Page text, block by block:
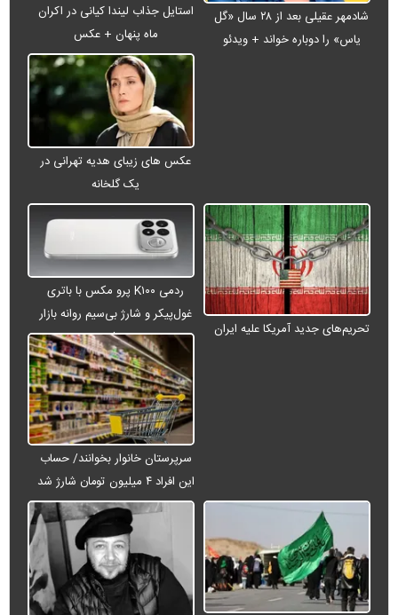
شادمهر عقیلی بعد از ۲۸ سال «گل
یاس» را دوباره خواند + ویدئو
استایل جذاب لیندا کیانی در اکران
ماه پنهان + عکس
عکس های زیبای هدیه تهرانی در
یک گلخانه
تحریم‌های جدید آمریکا علیه ایران
ردمی K۱۰۰ پرو مکس با باتری
غول‌پیکر و شارژ بی‌سیم روانه بازار
می‌شود
سرپرستان خانوار بخوانند/ حساب
این افراد ۴ میلیون تومان شارژ شد